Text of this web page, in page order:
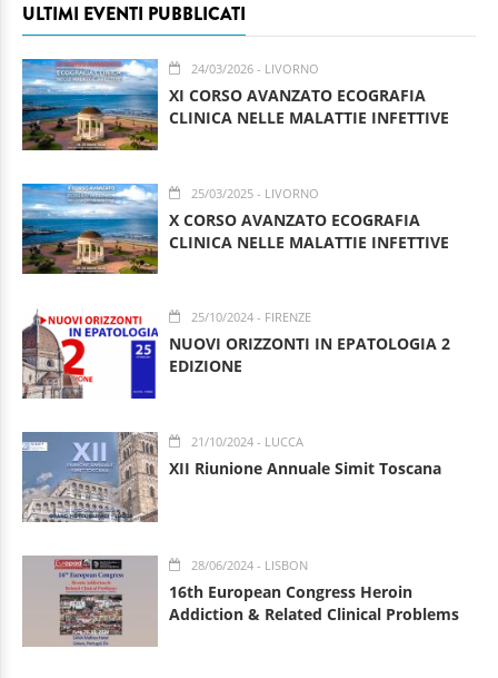
ULTIMI EVENTI PUBBLICATI
24/03/2026 - LIVORNO
XI CORSO AVANZATO ECOGRAFIA
CLINICA NELLE MALATTIE INFETTIVE
25/03/2025 - LIVORNO
X CORSO AVANZATO ECOGRAFIA
CLINICA NELLE MALATTIE INFETTIVE
25/10/2024 - FIRENZE
NUOVI ORIZZONTI IN EPATOLOGIA 2
EDIZIONE
21/10/2024 - LUCCA
XII Riunione Annuale Simit Toscana
28/06/2024 - LISBON
16th European Congress Heroin
Addiction & Related Clinical Problems